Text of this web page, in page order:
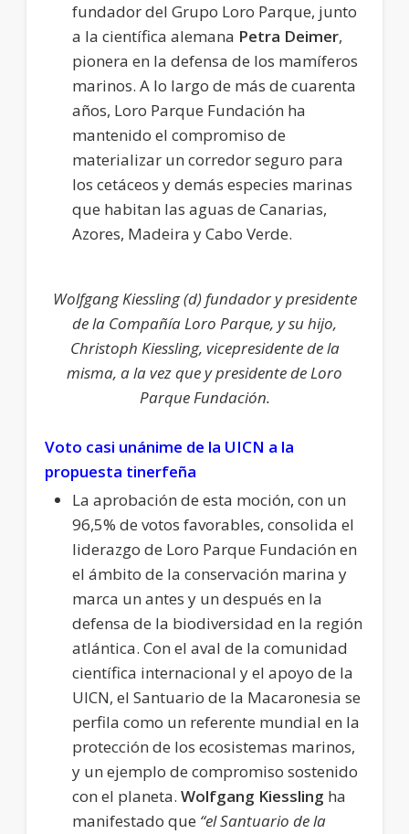
fundador del Grupo Loro Parque, junto
a la científica alemana Petra Deimer,
pionera en la defensa de los mamíferos
marinos. A lo largo de más de cuarenta
años, Loro Parque Fundación ha
mantenido el compromiso de
materializar un corredor seguro para
los cetáceos y demás especies marinas
que habitan las aguas de Canarias,
Azores, Madeira y Cabo Verde.
Wolfgang Kiessling (d) fundador y presidente
de la Compañía Loro Parque, y su hijo,
Christoph Kiessling, vicepresidente de la
misma, a la vez que y presidente de Loro
Parque Fundación.
Voto casi unánime de la UICN a la
propuesta tinerfeña
La aprobación de esta moción, con un
96,5% de votos favorables, consolida el
liderazgo de Loro Parque Fundación en
el ámbito de la conservación marina y
marca un antes y un después en la
defensa de la biodiversidad en la región
atlántica. Con el aval de la comunidad
científica internacional y el apoyo de la
UICN, el Santuario de la Macaronesia se
perfila como un referente mundial en la
protección de los ecosistemas marinos,
y un ejemplo de compromiso sostenido
con el planeta. Wolfgang Kiessling ha
manifestado que “el Santuario de la